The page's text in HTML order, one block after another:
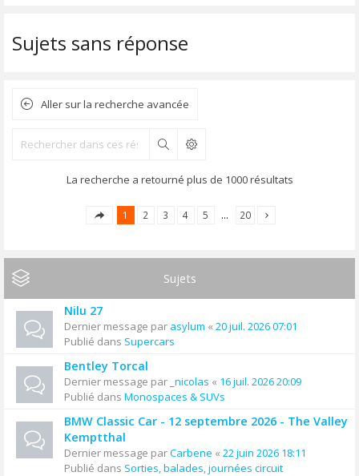
Sujets sans réponse
Aller sur la recherche avancée
Rechercher
La recherche a retourné plus de 1000 résultats
1 2 3 4 5 … 20
Sujets
Nilu 27
Dernier message par asylum « 20 juil. 2026 07:01
Publié dans Supercars
Bentley Torcal
Dernier message par _nicolas « 16 juil. 2026 20:09
Publié dans Monospaces & SUVs
BMW Classic Car - 12 septembre 2026 - The Valley
Kemptthal
Dernier message parCarbene « 22 juin 2026 18:11
Publié dans Sorties, balades, journées circuit